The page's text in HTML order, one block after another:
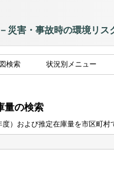
検索 状況別メニュー
量の検索
）および推定在庫量を市区町